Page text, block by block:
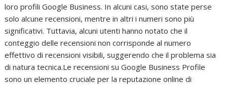
loro profili Google Business. In alcuni casi, sono state perse
solo alcune recensioni, mentre in altri i numeri sono più
significativi. Tuttavia, alcuni utenti hanno notato che il
conteggio delle recensioni non corrisponde al numero
effettivo di recensioni visibili, suggerendo che il problema sia
di natura tecnica.Le recensioni su Google Business Profile
sono un elemento cruciale per la reputazione online di